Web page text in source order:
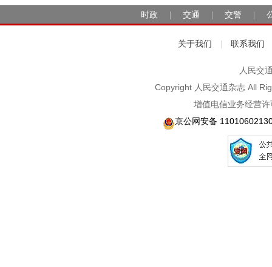
时政 交通 交警
关于我们 联系我们
人民交
Copyright 人民交通杂志 All
增值电信业务经营
京公网安备